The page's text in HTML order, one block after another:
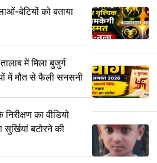
बेटियों को बताया
में मिला बुजुर्ग
में मौत से फैली सनसनी
का वीडियो
बटोरने की